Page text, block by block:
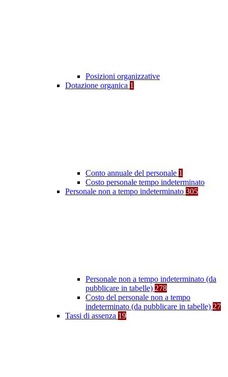
Posizioni organizzative
Dotazione organica 1
Conto annuale del personale 1
Costo personale tempo indeterminato
Personale non a tempo indeterminato 305
Personale non a tempo indeterminato (da
pubblicare in tabelle) 278
Costo del personale non a tempo
indeterminato (da pubblicare in tabelle) 27
Tassi di assenza 19